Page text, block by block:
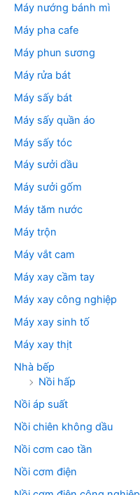
Máy nướng bánh mì
Máy pha cafe
Máy phun sương
Máy rửa bát
Máy sấy bát
Máy sấy quần áo
Máy sấy tóc
Máy sưởi dầu
Máy sưởi gốm
Máy tăm nước
Máy trộn
Máy vắt cam
Máy xay cầm tay
Máy xay công nghiệp
Máy xay sinh tố
Máy xay thịt
Nhà bếp
Nồi hấp
Nồi áp suất
Nồi chiên không dầu
Nồi cơm cao tần
Nồi cơm điện